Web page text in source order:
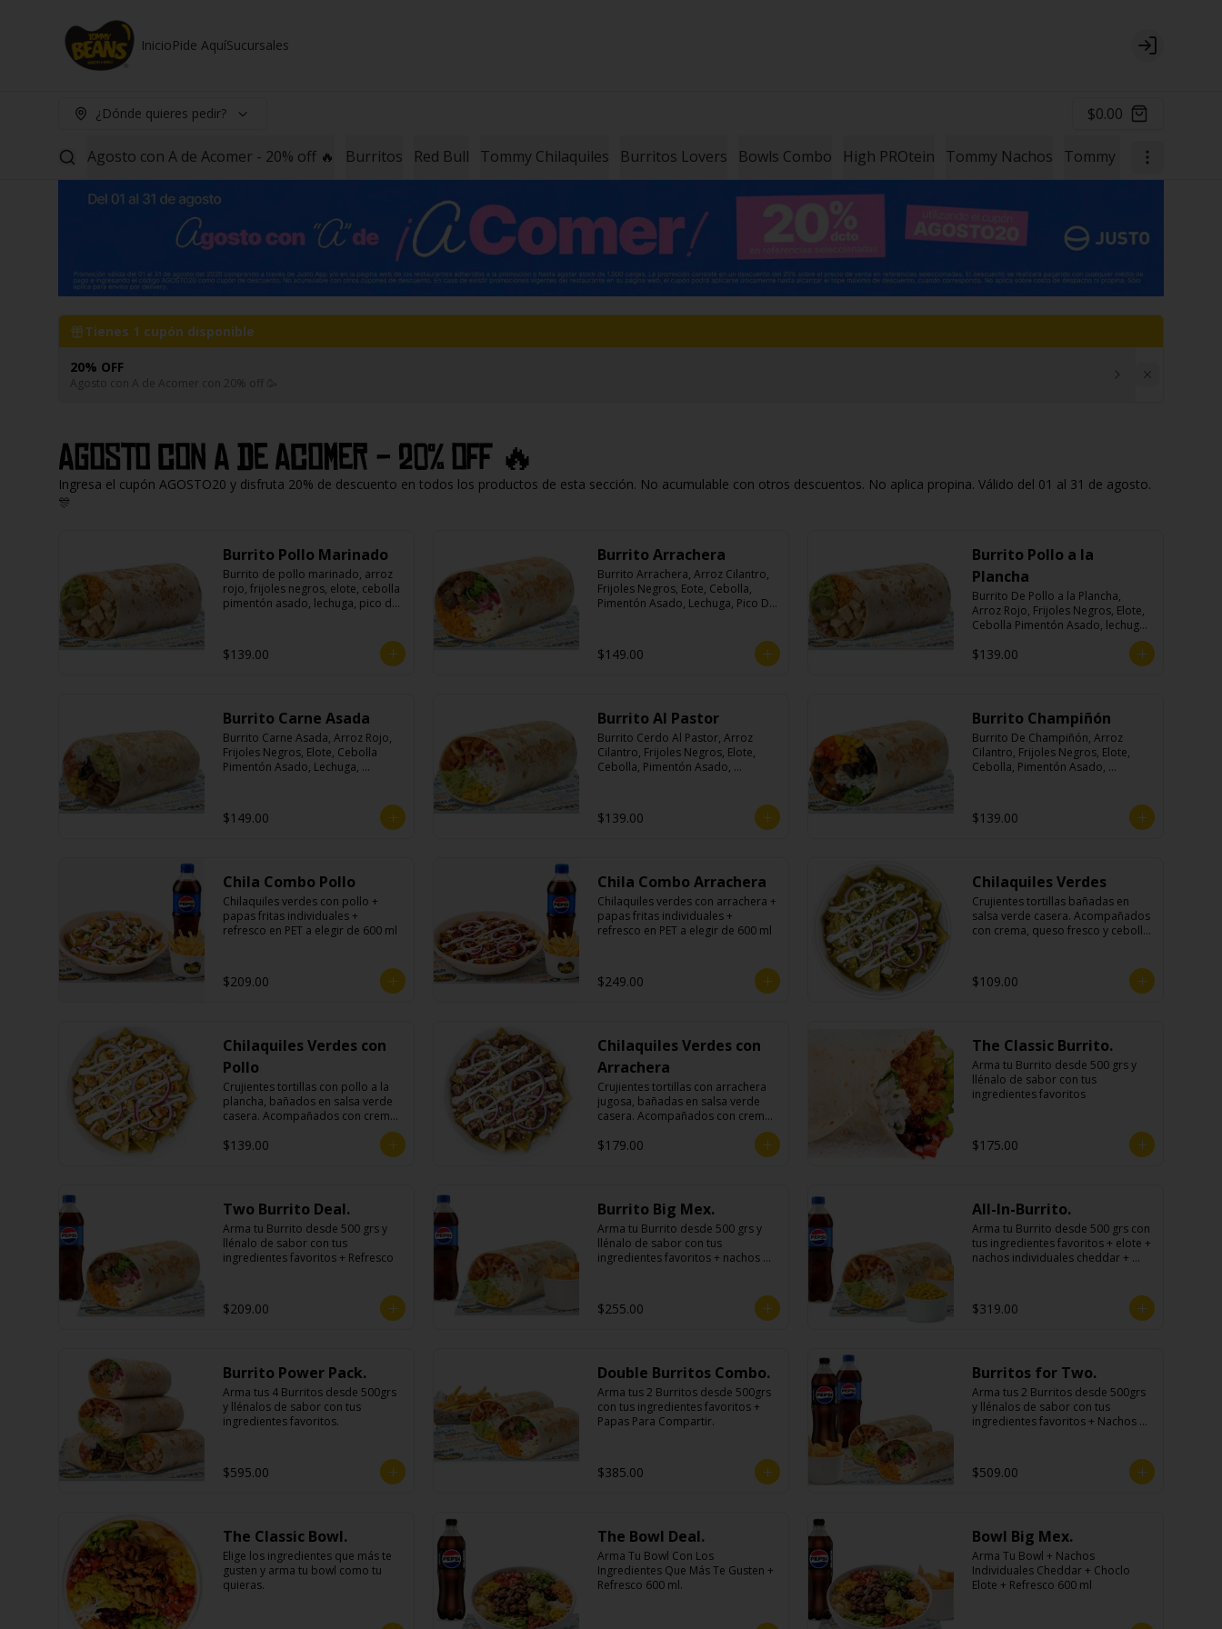
InicioPide AquíSucursales Login
¿Dónde quieres pedir? $0.00
Agosto con A de Acomer - 20% off 🔥 Burritos Red Bull Tommy Chilaquiles Burritos Lovers Bowls Combo High PROtein Tommy Nachos Tommy Papas
Tienes 1 cupón disponible
20% OFF
Agosto con A de Acomer con 20% off 🥳
Agosto con A de Acomer - 20% off 🔥
Ingresa el cupón AGOSTO20 y disfruta 20% de descuento en todos los productos de esta sección. No acumulable con otros descuentos. No aplica propina. Válido del 01 al 31 de agosto.
🎊
Burrito Pollo Marinado
Burrito de pollo marinado, arroz
rojo, frijoles negros, elote, cebolla
pimentón asado, lechuga, pico de
$139.00
Burrito Arrachera
Burrito Arrachera, Arroz Cilantro,
Frijoles Negros, Eote, Cebolla,
Pimentón Asado, Lechuga, Pico De
$149.00
Burrito Pollo a la
Plancha
Burrito De Pollo a la Plancha,
Arroz Rojo, Frijoles Negros, Elote,
Cebolla Pimentón Asado, lechuga,
Crema Ácida.
$139.00
Burrito Carne Asada
Burrito Carne Asada, Arroz Rojo,
Frijoles Negros, Elote, Cebolla
Pimentón Asado, Lechuga,
$149.00
Burrito Al Pastor
Burrito Cerdo Al Pastor, Arroz
Cilantro, Frijoles Negros, Elote,
Cebolla, Pimentón Asado,
$139.00
Burrito Champiñón
Burrito De Champiñón, Arroz
Cilantro, Frijoles Negros, Elote,
Cebolla, Pimentón Asado,
$139.00
Chila Combo Pollo
Chilaquiles verdes con pollo +
papas fritas individuales +
refresco en PET a elegir de 600 ml
$209.00
Chila Combo Arrachera
Chilaquiles verdes con arrachera +
papas fritas individuales +
refresco en PET a elegir de 600 ml
$249.00
Chilaquiles Verdes
Crujientes tortillas bañadas en
salsa verde casera. Acompañados
con crema, queso fresco y cebolla
$109.00
Chilaquiles Verdes con
Pollo
Crujientes tortillas con pollo a la
plancha, bañados en salsa verde
casera. Acompañados con crema,
queso fresco y cebolla morada.
$139.00
Chilaquiles Verdes con
Arrachera
Crujientes tortillas con arrachera
jugosa, bañadas en salsa verde
casera. Acompañados con crema,
queso fresco y cebolla morada.
$179.00
The Classic Burrito.
Arma tu Burrito desde 500 grs y
llénalo de sabor con tus
ingredientes favoritos
$175.00
Two Burrito Deal.
Arma tu Burrito desde 500 grs y
llénalo de sabor con tus
ingredientes favoritos + Refresco
$209.00
Burrito Big Mex.
Arma tu Burrito desde 500 grs y
llénalo de sabor con tus
ingredientes favoritos + nachos
$255.00
All-In-Burrito.
Arma tu Burrito desde 500 grs con
tus ingredientes favoritos + elote +
nachos individuales cheddar +
$319.00
Burrito Power Pack.
Arma tus 4 Burritos desde 500grs
y llénalos de sabor con tus
ingredientes favoritos.
$595.00
Double Burritos Combo.
Arma tus 2 Burritos desde 500grs
con tus ingredientes favoritos +
Papas Para Compartir.
$385.00
Burritos for Two.
Arma tus 2 Burritos desde 500grs
y llénalos de sabor con tus
ingredientes favoritos + Nachos
$509.00
The Classic Bowl.
Elige los ingredientes que más te
gusten y arma tu bowl como tu
quieras.
The Bowl Deal.
Arma Tu Bowl Con Los
Ingredientes Que Más Te Gusten +
Refresco 600 ml.
Bowl Big Mex.
Arma Tu Bowl + Nachos
Individuales Cheddar + Choclo
Elote + Refresco 600 ml